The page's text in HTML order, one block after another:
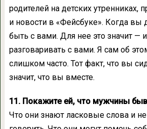
родителей на детских утренниках,
и новости в «Фейсбуке». Когда вы
быть с вами. Для нее это значит —
разговаривать с вами. Я сам об
слишком часто. Тот факт, что вы
значит, что вы вместе.
11. Покажите ей, что мужчины
Что они знают ласковые слова и не